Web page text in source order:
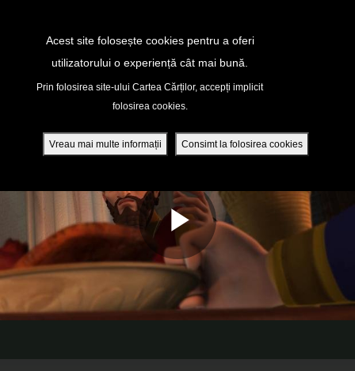
Acest site folosește cookies pentru a oferi
utilizatorului o experiență cât mai bună.
Prin folosirea site-ului Cartea Cărților, accepți implicit
folosirea cookies.
Vreau mai multe informații Consimt la folosirea cookies
DVD - Sezoane 1-4
mobilă